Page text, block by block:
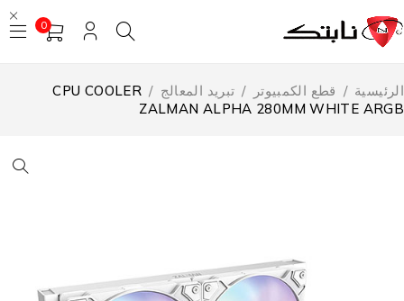
0
/ قطع الكمبيوتر تبريد المعالج
CPU COOLER
ZALMAN ALPHA 280MM WHITE